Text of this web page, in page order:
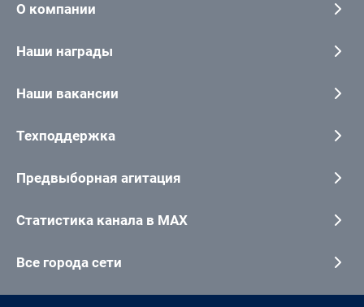
О компании
Наши награды
Наши вакансии
Техподдержка
Предвыборная агитация
Статистика канала в MAX
Все города сети